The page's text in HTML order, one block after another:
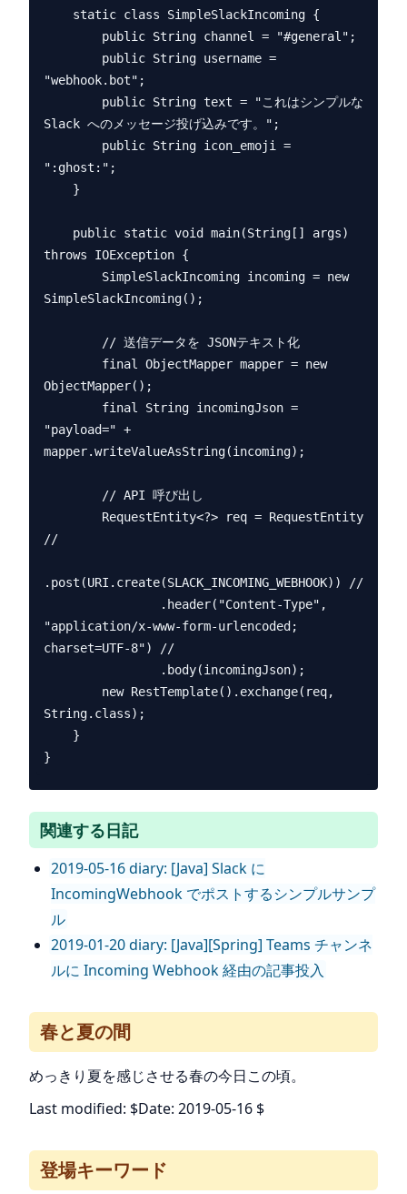
"webhook.bot";
Slack へのメッセージ投げ込みです。";
":ghost:";
throws IOException {
SimpleSlackIncoming();
ObjectMapper();
"payload=" +
mapper.writeValueAsString(incoming);
//
.post(URI.create(SLACK_INCOMING_WEBHOOK)) //
"application/x-www-form-urlencoded;
charset=UTF-8") //
String.class);
関連する日記
2019-05-16 diary: [Java] Slack に
IncomingWebhook でポストするシンプルサンプ
ル
2019-01-20 diary: [Java][Spring] Teams チャンネ
ルに Incoming Webhook 経由の記事投入
春と夏の間
めっきり夏を感じさせる春の今日この頃。
Last modified: $Date: 2019-05-16 $
登場キーワード